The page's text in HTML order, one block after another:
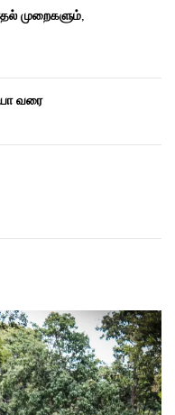
முறைகளும்,
வரை